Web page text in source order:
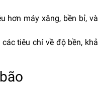
hơn máy xăng, bền bỉ, và
tiêu chí về độ bền, khả